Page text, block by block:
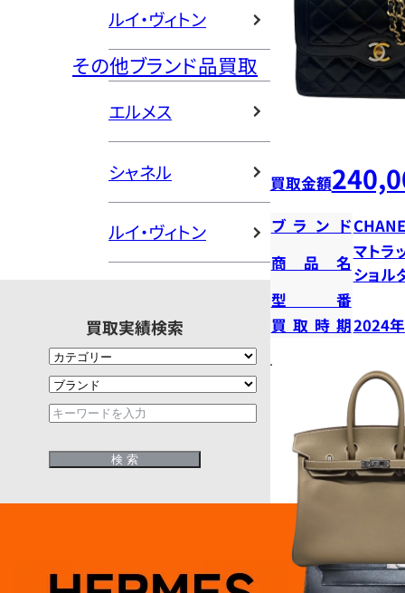
ルイ・ヴィトン
その他ブランド品買取
エルメス
シャネル
ルイ・ヴィトン
買取実績検索
買取金額
ブランド
商品名
マトラ
ショル
型番
買取時期2024